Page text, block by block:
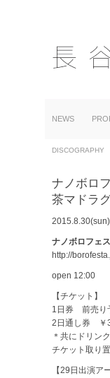
NEWS
DISCOGRAPHY
ナノボロ
茶マドラ
ナノボロフェ
http://
open 12:00
【チケット】
1日券 前売り
2日通し券 ￥
＊共にドリン
チケット取り
【29日出演ア